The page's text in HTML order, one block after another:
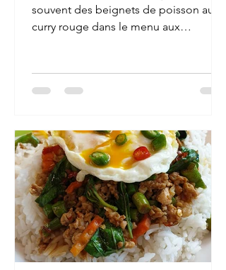
souvent des beignets de poisson au
curry rouge dans le menu aux